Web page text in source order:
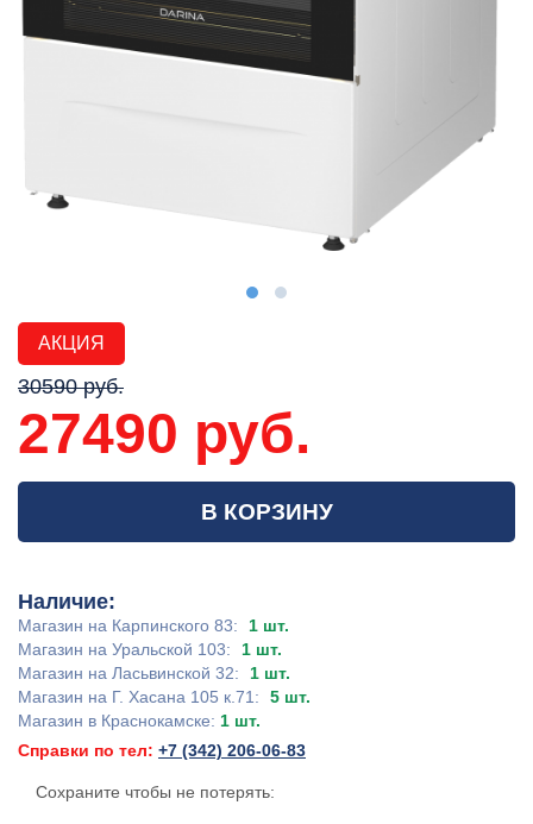
АКЦИЯ
30590 руб.
27490 руб.
В КОРЗИНУ
Наличие:
Магазин на Карпинского 83:
1 шт.
Магазин на Уральской 103:
1 шт.
Магазин на Ласьвинской 32:
1 шт.
Магазин на Г. Хасана 105 к.71:
5 шт.
Магазин в Краснокамске: 1 шт.
Справки по тел: +7 (342) 206-06-83
Сохраните чтобы не потерять: